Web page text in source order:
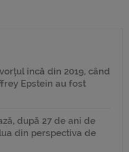
încă din 2019, când
Epstein au fost
după 27 de ani de
din perspectiva de